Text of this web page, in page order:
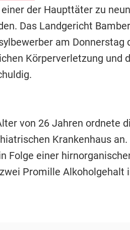
der Haupttäter zu
Das Landgericht
am Donnerstag
Körperverletzung und
von 26 Jahren ordnete
Krankenhaus an.
Folge einer
Promille Alkoholgehalt